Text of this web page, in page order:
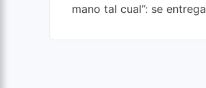
mano tal cual”: se entrega